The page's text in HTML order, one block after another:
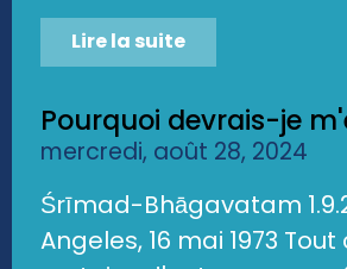
Lire la suite
Pourquoi devrais-je
mercredi, août 28, 2024
Śrīmad-Bhāgavatam
Angeles, 16 mai 1973